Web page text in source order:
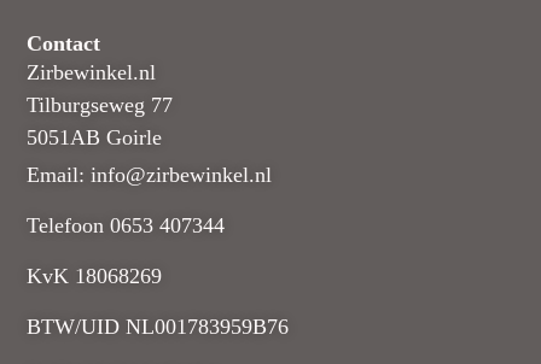
Contact
Zirbewinkel.nl
Tilburgseweg 77
5051AB Goirle
Email: info@zirbewinkel.nl
Telefoon 0653 407344
KvK 18068269
BTW/UID NL001783959B76